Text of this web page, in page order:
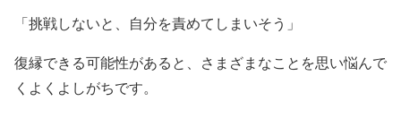
「挑戦しないと、自分を責めてしまいそう」
復縁できる可能性があると、さまざまなことを思い悩んで
くよくよしがちです。